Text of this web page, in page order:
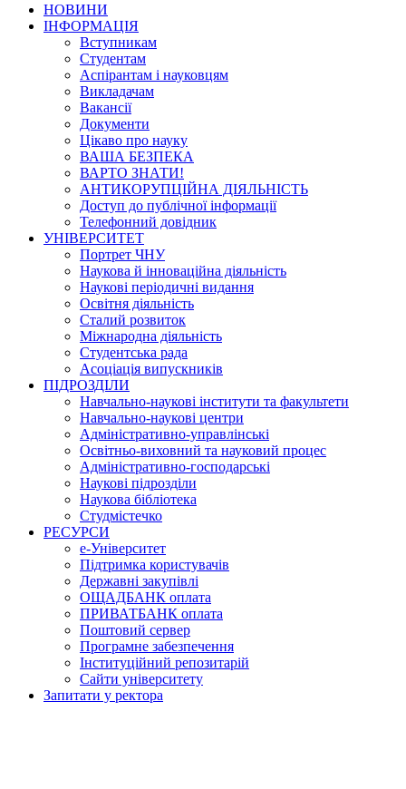
НОВИНИ
ІНФОРМАЦІЯ
Вступникам
Студентам
Аспірантам і науковцям
Викладачам
Вакансії
Документи
Цікаво про науку
ВАША БЕЗПЕКА
ВАРТО ЗНАТИ!
АНТИКОРУПЦІЙНА ДІЯЛЬНІСТЬ
Доступ до публічної інформації
Телефонний довідник
УНІВЕРСИТЕТ
Портрет ЧНУ
Наукова й інноваційна діяльність
Наукові періодичні видання
Освітня діяльність
Сталий розвиток
Міжнародна діяльність
Студентська рада
Асоціація випускників
ПІДРОЗДІЛИ
Навчально-наукові інститути та факультети
Навчально-наукові центри
Адміністративно-управлінські
Освітньо-виховний та науковий процес
Адміністративно-господарські
Наукові підрозділи
Наукова бібліотека
Студмістечко
РЕСУРСИ
е-Університет
Підтримка користувачів
Державні закупівлі
ОЩАДБАНК оплата
ПРИВАТБАНК оплата
Поштовий сервер
Програмне забезпечення
Інституційний репозитарій
Сайти університету
Запитати у ректора